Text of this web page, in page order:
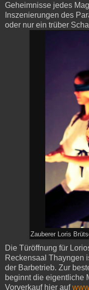
Geheimnisse jedes
Inszenierungen des
oder nur ein trüber
Zauberer Loris
Die Türöffnung für
Reckensaal Thayngen
der Barbetrieb. Zur
beginnt die eigentliche
Vorverkauf hier auf